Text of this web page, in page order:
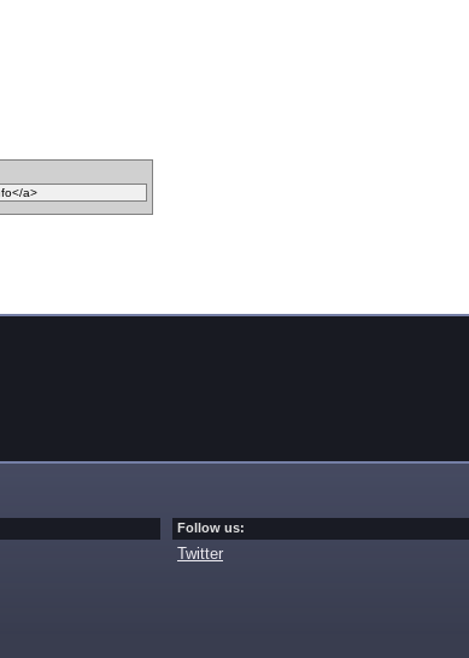
Follow us:
Twitter